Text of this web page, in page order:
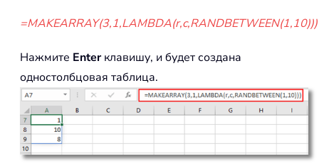
=MAKEARRAY(3,1,LAMBDA(r,c,RANDBETWEEN(1,10)))
Нажмите Enterклавишу, и будет создана
одностолбцовая таблица.